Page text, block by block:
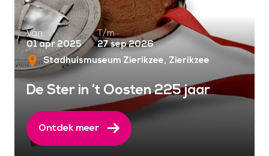
Van
01 apr 2025
T/m
27 sep 2026
Stadhuismuseum Zierikzee Zierikzee
De Ster in ‘t Oosten 225 jaar
Ontdek meer